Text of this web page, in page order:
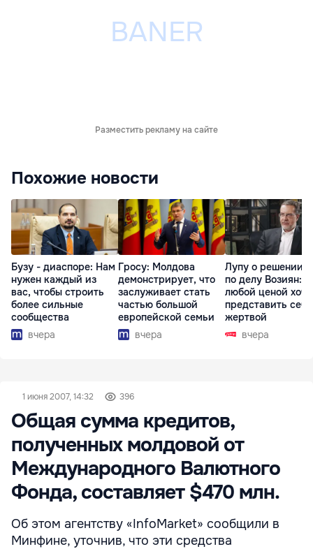
Разместить рекламу на сайте
Похожие новости
Бузу - диаспоре: Нам
нужен каждый из
вас, чтобы строить
более сильные
сообщества
вчера
Гросу: Молдова
демонстрирует, что
заслуживает стать
частью большой
европейской семьи
вчера
Лупу о решении
по делу Возиян:
любой ценой
представить себя
жертвой
вчера
1 июня 2007, 14:32 396
Общая сумма кредитов,
полученных молдовой от
Международного Валютного
Фонда, составляет $470 млн.
Об этом агентству «InfoMarket» сообщили в
Минфине, уточнив, что эти средства